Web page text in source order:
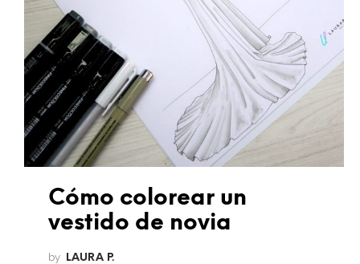
Cómo colorear un
vestido de novia
by LAURA P.